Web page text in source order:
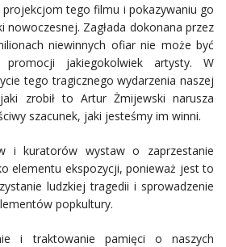
tego filmu i pokazywaniu go
nowoczesnej. Zagłada dokonana przez
niewinnych ofiar nie może być
promocji jakiegokolwiek artysty. W
tego tragicznego wydarzenia naszej
zrobił to Artur Żmijewski narusza
szacunek, jaki jesteśmy im winni.
i kuratorów wystaw o zaprzestanie
elementu ekspozycji, ponieważ jest to
ludzkiej tragedii i sprowadzenie
popkultury.
i traktowanie pamięci o naszych